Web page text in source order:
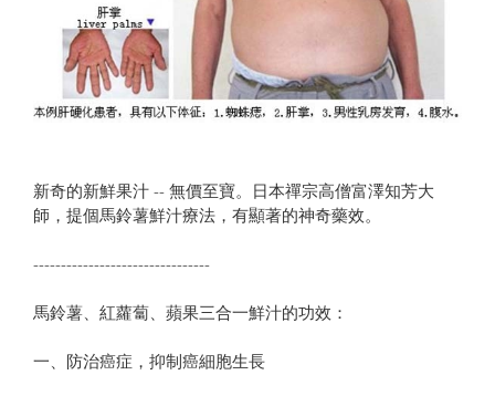
新奇的新鮮果汁 -- 無價至寶。日本禪宗高僧富澤知芳大
師，提個馬鈴薯鮮汁療法，有顯著的神奇藥效。
--------------------------------
馬鈴薯、紅蘿蔔、蘋果三合一鮮汁的功效：
一、防治癌症，抑制癌細胞生長